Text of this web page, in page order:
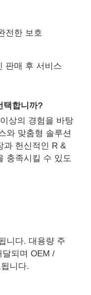
전한 보호
판매 후 서비스
택합니까?
상의 경험을 바탕
와 맞춤형 솔루션
과 헌신적인 R &
충족시킬 수 있도
니다. 대용량 주
되며 OEM /
니다.